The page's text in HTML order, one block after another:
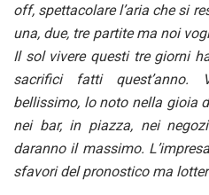
off, spettacolare l’aria che si
una, due, tre partite ma noi
Il sol vivere questi tre giorni
sacrifici fatti quest’anno.
bellissimo, lo noto nella gioia
nei bar, in piazza, nei
daranno il massimo.
sfavori del pronostico ma